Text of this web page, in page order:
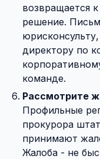
возвращается
решение.
директору по
команде.
Рассмотрите
Профильные
прокурора
принимают
Жалоба - не